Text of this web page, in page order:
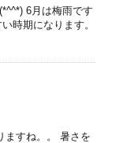
6月は梅雨です
時期になります。
ますね。。 暑さを